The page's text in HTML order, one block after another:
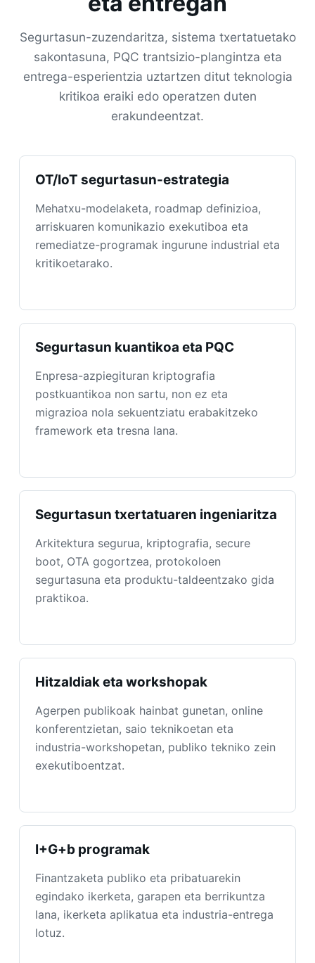
Segurtasun-zuzendaritza, sistema txertatuetako
sakontasuna, PQC trantsizio-plangintza eta
entrega-esperientzia uztartzen ditut teknologia
kritikoa eraiki edo operatzen duten
erakundeentzat.
OT/IoT segurtasun-estrategia
Mehatxu-modelaketa, roadmap definizioa,
arriskuaren komunikazio exekutiboa eta
remediatze-programak ingurune industrial eta
kritikoetarako.
Segurtasun kuantikoa eta PQC
Enpresa-azpiegituran kriptografia
postkuantikoa non sartu, non ez eta
migrazioa nola sekuentziatu erabakitzeko
framework eta tresna lana.
Segurtasun txertatuaren ingeniaritza
Arkitektura segurua, kriptografia, secure
boot, OTA gogortzea, protokoloen
segurtasuna eta produktu-taldeentzako gida
praktikoa.
Hitzaldiak eta workshopak
Agerpen publikoak hainbat gunetan, online
konferentzietan, saio teknikoetan eta
industria-workshopetan, publiko tekniko zein
exekutiboentzat.
I+G+b programak
Finantzaketa publiko eta pribatuarekin
egindako ikerketa, garapen eta berrikuntza
lana, ikerketa aplikatua eta industria-entrega
lotuz.